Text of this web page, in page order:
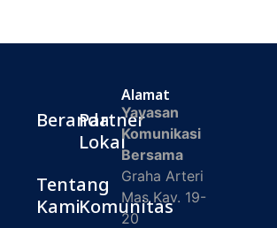
Beranda
Tentang
Kami
Partner
Lokal
Komunitas
Alamat
Yayasan
Komunikasi
Bersama
Graha Arteri
Mas Kav. 19-
20